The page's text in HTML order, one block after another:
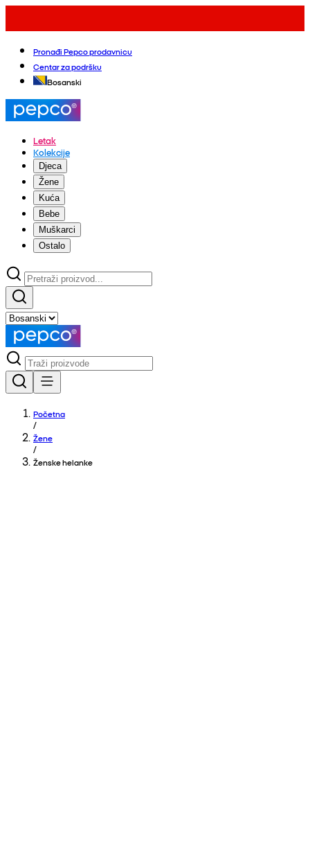
Pronađi Pepco prodavnicu
Centar za podršku
Bosanski
Letak
Kolekcije
Djeca
Žene
Kuća
Bebe
Muškarci
Ostalo
Početna
/
Žene
/
Ženske helanke